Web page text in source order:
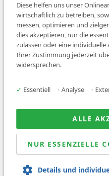
Job
© 2026
Diese helfen uns unser
wirtschaftlich zu betreiben,
messen, optimieren und
dies akzeptieren, nur die
zulassen oder eine
Ihrer Zustimmung jederzeit
widersprechen.
✓ Essentiell • Analyse •
ALLE
NUR ESSENZIELLE
Details und